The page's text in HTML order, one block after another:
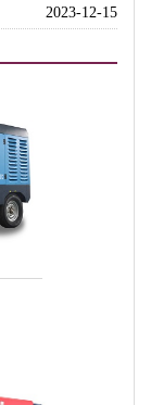
2023-12-15